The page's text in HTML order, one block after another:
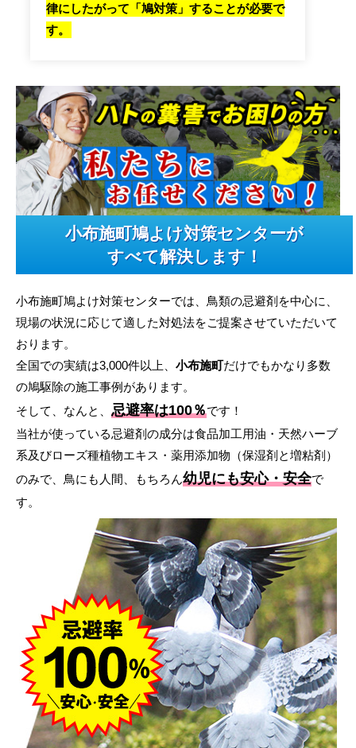
律にしたがって「鳩対策」することが必要で
す。
小布施町鳩よけ対策センターが
すべて解決します！
小布施町鳩よけ対策センターでは、鳥類の忌避剤を中心に、
現場の状況に応じて適した対処法をご提案させていただいて
おります。
全国での実績は3,000件以上、 小布施町だけでもかなり多数
の鳩駆除の施工事例があります。
そして、なんと、 忌避率は100％です！
当社が使っている忌避剤の成分は食品加工用油・天然ハーブ
系及びローズ種植物エキス・薬用添加物（保湿剤と増粘剤）
のみで、鳥にも人間、もちろん幼児にも安心・安全で
す。